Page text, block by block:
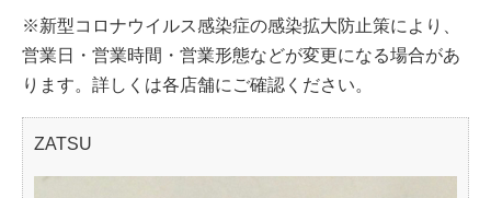
※新型コロナウイルス感染症の感染拡大防止策により、
営業日・営業時間・営業形態などが変更になる場合があ
ります。詳しくは各店舗にご確認ください。
ZATSU